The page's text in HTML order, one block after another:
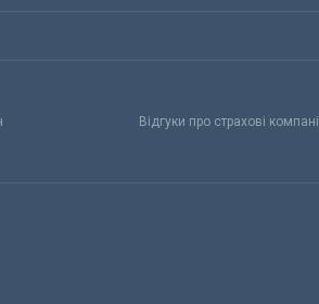
Відгуки про страхові